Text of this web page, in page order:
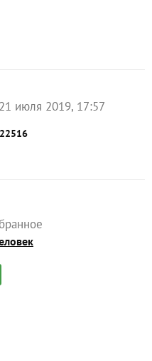
21 июля 2019, 17:57
22516